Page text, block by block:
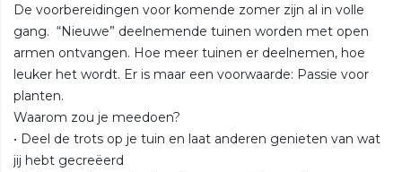
De voorbereidingen voor komende zomer zijn al in volle
gang. “Nieuwe” deelnemende tuinen worden met open
armen ontvangen. Hoe meer tuinen er deelnemen, hoe
leuker het wordt. Er is maar een voorwaarde: Passie voor
planten.
Waarom zou je meedoen?
• Deel de trots op je tuin en laat anderen genieten van wat
jij hebt gecreëerd